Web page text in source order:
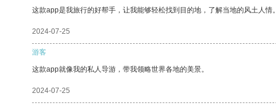
这款app是我旅行的好帮手，让我能够轻松找到目的地，了解当地的风土人情。
2024-07-25
游客
这款app就像我的私人导游，带我领略世界各地的美景。
2024-07-25